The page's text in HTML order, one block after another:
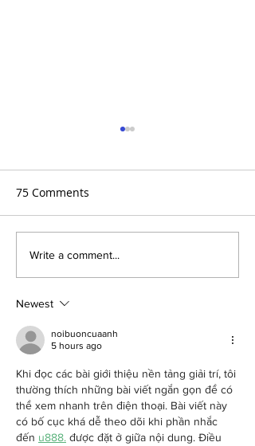
July Recap: Genetics and
Aortic Disease
75 Comments
Write a comment...
Newest
noibuoncuaanh
5 hours ago
Khi đọc các bài giới thiệu nền tảng giải trí, tôi
thường thích những bài viết ngắn gọn để có
thể xem nhanh trên điện thoại. Bài viết này
có bố cục khá dễ theo dõi khi phần nhắc
đến u888. được đặt ở giữa nội dung. Điều